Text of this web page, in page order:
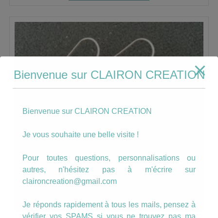
Bienvenue sur CLAIRON CREATION
Bienvenue sur CLAIRON CREATION
Je vous souhaite une belle visite !
Pour toutes questions, personnalisations ou
autres, n'hésitez pas à m'écrire sur
claironcreation@gmail.com
Je réponds rapidement à tous les mails, pensez à
vérifier vos SPAMS si vous ne trouvez pas ma